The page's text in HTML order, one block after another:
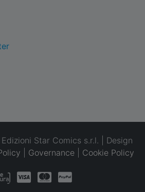
Star Comics s.r.l. | Design
Governance Cookie Policy